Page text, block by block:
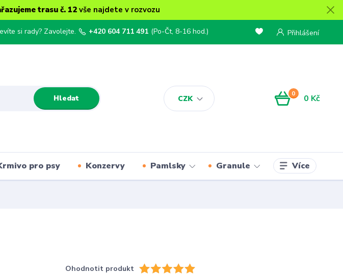
trasu č. 12 vše najdete v rozvozu
CZK
Přihlášení
Hledat
si rady? Zavolejte. +420 604 711 491 (Po-Čt, 8-16 hod.)
0 0 Kč
pro psy Konzervy Pamlsky Granule Více
Ohodnotit produkt